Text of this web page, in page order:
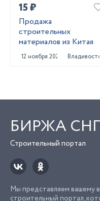
15 ₽
Продажа
строительных
материалов из Китая
12 ноября 2020 Владивосток
БИРЖА СНГ
Строительный портал
Мы представляем вашему
строительный портал,